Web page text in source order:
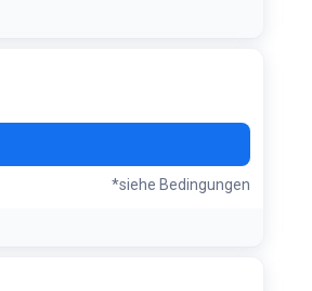
*siehe Bedingungen